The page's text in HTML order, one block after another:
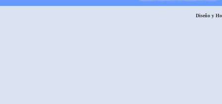
Diseño y